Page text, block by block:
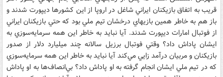
قريب به اتفاق بازيکنان ايراني شاغل در اروپا از اين کشورها ديپورت شدند و
باز هم به خاطر همين بازيهاي درخشان تيم ملي بود که حتي بازيکنان ايراني
از فوتبال امارات ديپورت شدند. آيا نبايد به خاطر اين همه سرمايه‌سوزي به
ايشان پاداش داد؟ وقتي فوتبال برزيل سالانه چند ميليارد دلار از صدور
بازيکنان و مربيان درآمد زايي مي‌کند آيا نبايد به خاطر اين همه سرمايه‌سوزي
که در تيم ملي ايشان انجام گرفته به او پاداش داد؟ بي‌انصاف‌ها به او پاداش